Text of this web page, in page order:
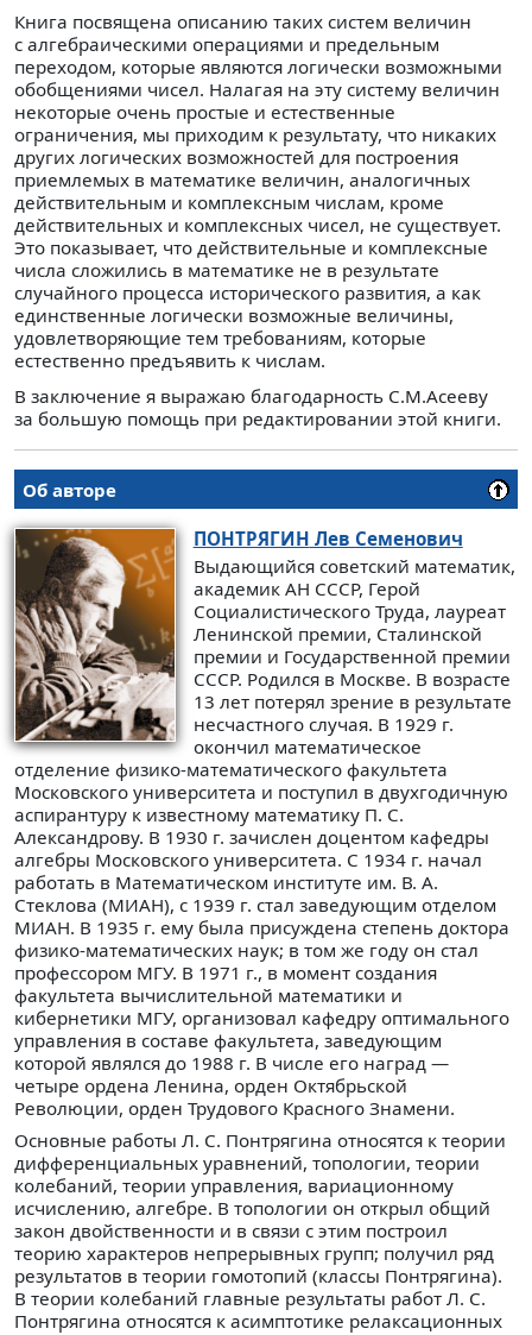
Книга посвящена описанию таких систем величин
с алгебраическими операциями и предельным
переходом, которые являются логически возможными
обобщениями чисел. Налагая на эту систему величин
некоторые очень простые и естественные
ограничения, мы приходим к результату, что никаких
других логических возможностей для построения
приемлемых в математике величин, аналогичных
действительным и комплексным числам, кроме
действительных и комплексных чисел, не существует.
Это показывает, что действительные и комплексные
числа сложились в математике не в результате
случайного процесса исторического развития, а как
единственные логически возможные величины,
удовлетворяющие тем требованиям, которые
естественно предъявить к числам.
В заключение я выражаю благодарность С.М.Асееву
за большую помощь при редактировании этой книги.
Об авторе
ПОНТРЯГИН Лев Семенович
Выдающийся советский математик,
академик АН СССР, Герой
Социалистического Труда, лауреат
Ленинской премии, Сталинской
премии и Государственной премии
СССР. Родился в Москве. В возрасте
13 лет потерял зрение в результате
несчастного случая. В 1929 г.
окончил математическое
отделение физико-математического факультета
Московского университета и поступил в двухгодичную
аспирантуру к известному математику П. С.
Александрову. В 1930 г. зачислен доцентом кафедры
алгебры Московского университета. С 1934 г. начал
работать в Математическом институте им. В. А.
Стеклова (МИАН), с 1939 г. стал заведующим отделом
МИАН. В 1935 г. ему была присуждена степень доктора
физико-математических наук; в том же году он стал
профессором МГУ. В 1971 г., в момент создания
факультета вычислительной математики и
кибернетики МГУ, организовал кафедру оптимального
управления в составе факультета, заведующим
которой являлся до 1988 г. В числе его наград —
четыре ордена Ленина, орден Октябрьской
Революции, орден Трудового Красного Знамени.
Основные работы Л. С. Понтрягина относятся к теории
дифференциальных уравнений, топологии, теории
колебаний, теории управления, вариационному
исчислению, алгебре. В топологии он открыл общий
закон двойственности и в связи с этим построил
теорию характеров непрерывных групп; получил ряд
результатов в теории гомотопий (классы Понтрягина).
В теории колебаний главные результаты работ Л. С.
Понтрягина относятся к асимптотике релаксационных